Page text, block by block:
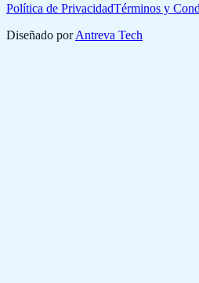
Política de PrivacidadTérminos y
Diseñado por Antreva Tech